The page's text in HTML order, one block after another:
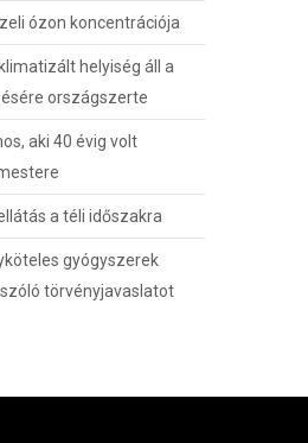
ózon koncentrációja
helyiség áll a
országszerte
aki 40 évig volt
a téli időszakra
gyógyszerek
törvényjavaslatot